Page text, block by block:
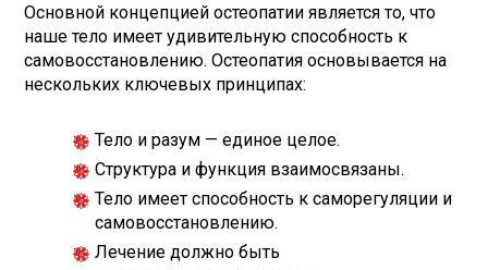
Основной концепцией остеопатии является то, что
наше тело имеет удивительную способность к
самовосстановлению. Остеопатия основывается на
нескольких ключевых принципах:
Тело и разум — единое целое.
Структура и функция взаимосвязаны.
Тело имеет способность к саморегуляции и
самовосстановлению.
Лечение должно быть